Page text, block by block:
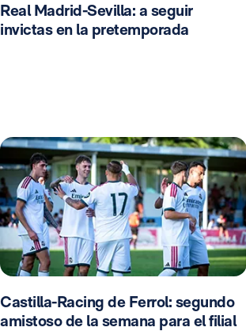
Real Madrid-Sevilla: a seguir
invictas en la pretemporada
Castilla-Racing de Ferrol: segundo
amistoso de la semana para el filial